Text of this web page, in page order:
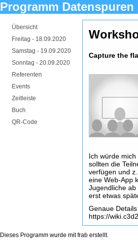
Programm Datenspuren
Übersicht
Freitag - 18.09.2020
Samstag - 19.09.2020
Sonntag - 20.09.2020
Referenten
Events
Zeitleiste
Buch
QR-Code
Capture the
Ich würde
sollten die
verfügen und
eine Web-App
Jugendliche
erst etwas
Genaue
https://
Dieses Programm wurde mitfrab erstellt.